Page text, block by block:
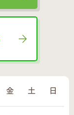
金 土 日